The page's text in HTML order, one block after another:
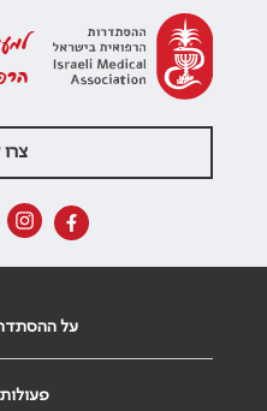
על